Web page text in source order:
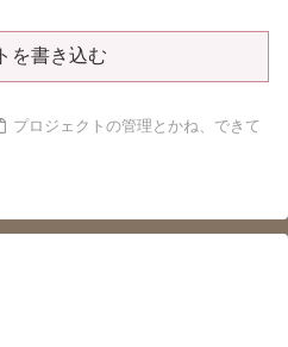
を書き込む
プロジェクトの管理とかね、できて